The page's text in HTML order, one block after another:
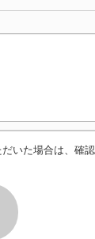
いた場合は、確